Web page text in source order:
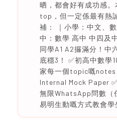
晒，都會好有成功感
top，但一定係最有熱
補： ｜小學：中文、
中：數學 高中 中四及
同學A1 A2攞滿分！中
底穩3！ ✅初高中數學
家每一個topic嘅notes
Internal Mock Paper
無限WhatsApp問數（
易明生動嘅方式教會學